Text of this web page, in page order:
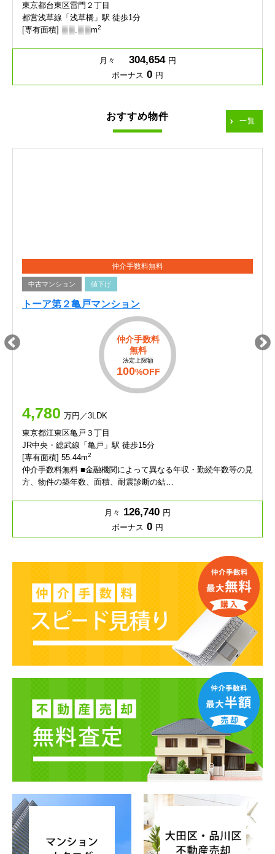
東京都台東区雷門２丁目
都営浅草線「浅草橋」駅 徒歩1分
[専有面積] - - .- - m2
月々 304,654 円
ボーナス 0 円
おすすめ物件 一覧
仲介手数料無料
中古マンション 値下げ
トーア第２亀戸マンション
仲介手数料
無料
法定上限額
100%OFF
4,780 万円／3LDK
東京都江東区亀戸３丁目
JR中央・総武線「亀戸」駅 徒歩15分
[専有面積] 55.44m2
仲介手数料無料 ■金融機関によって異なる年収・勤続年数等の見
方、物件の築年数、面積、耐震診断の結…
月々 126,740 円
ボーナス 0 円